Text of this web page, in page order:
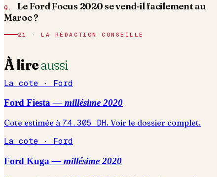
Le Ford Focus 2020 se vend-il facilement au
Maroc ?
21 · LA RÉDACTION CONSEILLE
À lireaussi
La cote · Ford
Ford Fiesta — millésime2020
Cote estimée à 74.305 DH. Voir le dossier complet.
La cote · Ford
Ford Kuga — millésime 2020